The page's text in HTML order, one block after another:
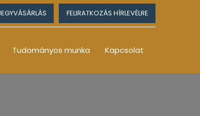
FELIRATKOZÁS HÍRLEVÉLRE
Tudományos munka Kapcsolat